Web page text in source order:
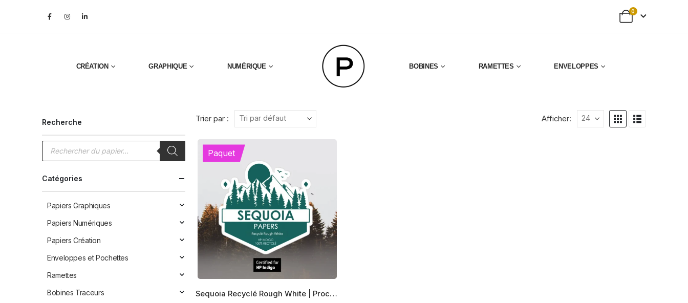
0
CRÉATION GRAPHIQUE NUMÉRIQUE BOBINES RAMETTES ENVELOPPES
Trier par : Afficher:
Paquet
produit
Sequoia Recyclé Rough White | Procop
Recherche
Recherche
produits
Catégories
Papiers Graphiques
Papiers Numériques
Papiers Création
Enveloppes et Pochettes
Ramettes
Bobines Traceurs